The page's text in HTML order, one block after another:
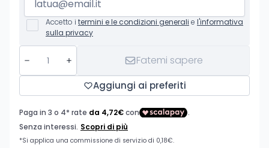
Accetto i termini e le condizioni generali e l'informativa
sulla privacy
Fatemi sapere
Aggiungi ai preferiti